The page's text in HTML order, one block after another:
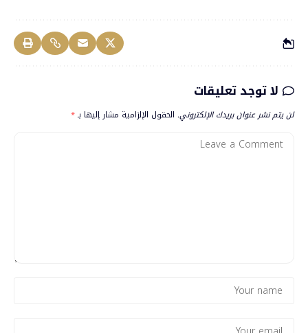
لا توجد تعليقات
لن يتم نشر عنوان بريدك الإلكتروني. الحقول الإلزامية مشار إليها بـ*